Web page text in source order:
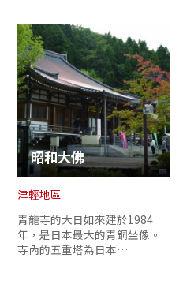
昭和大佛
津輕地區
青龍寺的大日如來建於1984
年，是日本最大的青銅坐像。
寺內的五重塔為日本…